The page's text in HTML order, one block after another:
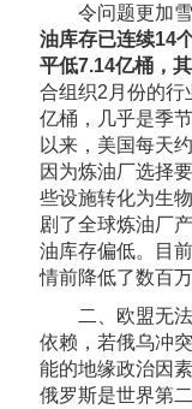
令问题更加雪
油库存已连续14
平低7.14亿桶，
合组织2月份的行
亿桶，几乎是季
以来，美国每天
因为炼油厂选择
些设施转化为生
剧了全球炼油厂
油库存偏低。目
情前降低了数百万
二、欧盟无法
依赖，若俄乌冲
能的地缘政治因
俄罗斯是世界第